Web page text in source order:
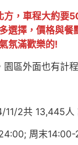
方，車程大約
選擇，價格與
氛滿歡樂的!
區外面也有計
11/2共 13,445人
周末